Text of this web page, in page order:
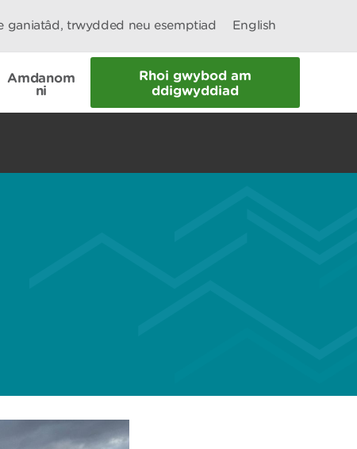
ganiatâd, trwydded neu esemptiad English
Amdanom
ni
Rhoi gwybod am
ddigwyddiad